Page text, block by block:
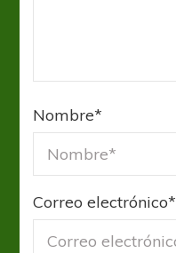
Nombre*
Correo electrónico*